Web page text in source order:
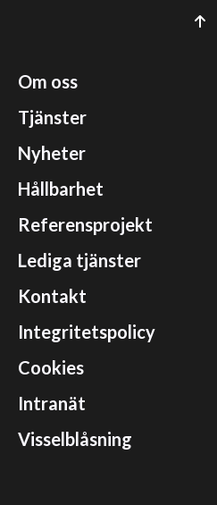
Om oss
Tjänster
Nyheter
Hållbarhet
Referensprojekt
Lediga tjänster
Kontakt
Integritetspolicy
Cookies
Intranät
Visselblåsning